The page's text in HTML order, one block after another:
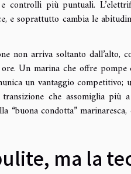
e controlli più puntuali.
e soprattutto cambia le
non arriva soltanto dall’alto,
Un marina che offre
un vantaggio
che assomiglia
“buona condotta”
ma la